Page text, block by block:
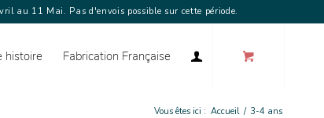
au 11 Mai. Pas d'envois possible sur cette période.
histoire Fabrication Française
Vous êtes ici : Accueil / 3-4 ans